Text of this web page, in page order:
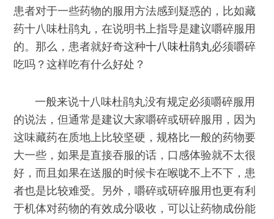
患者对于一些药物的服用方法感到疑惑的，比如藏
药十八味杜鹃丸，在说明书上指导是建议嚼碎服用
的。那么，患者就好奇这种十八味杜鹃丸必须嚼碎
吃吗？这样吃有什么好处？
一般来说十八味杜鹃丸没有规定必须嚼碎服用
的说法，但通常是建议大家嚼碎或研碎服用，因为
这味藏药在质地上比较坚硬，规格比一般的药物要
大一些，如果是直接吞服的话，口感体验就不太很
好，而且如果在送服的时候卡在喉咙不上不下，患
者也是比较难受。另外，嚼碎或研碎服用也更有利
于机体对药物的有效成分吸收，可以让药物成份能